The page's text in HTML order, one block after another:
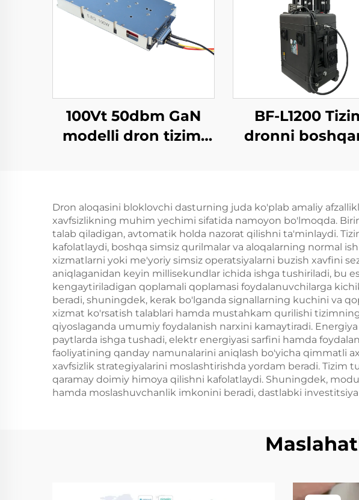
100Vt 50dbm GaN
modelli dron tizimi
5,2/5,8G Yetarli RF
ekranlar 5,2/5,8G
100Vt 50dbm
BF-L1200
dronni
Dron aloqasini bloklovchi dasturning juda ko'plab amaliy
xavfsizlikning muhim yechimi sifatida namoyon bo'lmoqda.
talab qiladigan, avtomatik holda nazorat qilishni ta'minlaydi.
kafolatlaydi, boshqa simsiz qurilmalar va aloqalarning normal
xizmatlarni yoki me'yoriy simsiz operatsiyalarni buzish xavfini
aniqlaganidan keyin millisekundlar ichida ishga tushiriladi, bu
kengaytiriladigan qoplamali qoplamasi foydalanuvchilarga
beradi, shuningdek, kerak bo'lganda signallarning kuchini va
xizmat ko'rsatish talablari hamda mustahkam qurilishi
qiyoslaganda umumiy foydalanish narxini kamaytiradi.
paytlarda ishga tushadi, elektr energiyasi sarfini hamda
faoliyatining qanday namunalarini aniqlash bo'yicha qimmatli
xavfsizlik strategiyalarini moslashtirishda yordam beradi.
qaramay doimiy himoya qilishni kafolatlaydi. Shuningdek,
hamda moslashuvchanlik imkonini beradi, dastlabki